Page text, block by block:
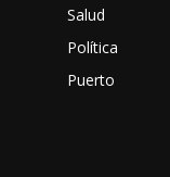
Salud
Política
Puerto